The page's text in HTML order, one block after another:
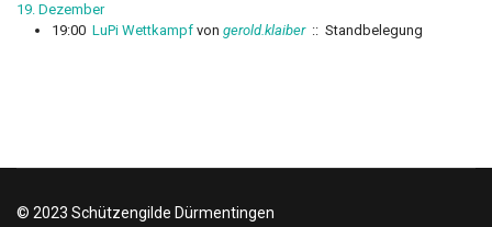
19. Dezember
19:00 LuPi Wettkampf von gerold.klaiber:: Standbelegung
© 2023 Schützengilde Dürmentingen